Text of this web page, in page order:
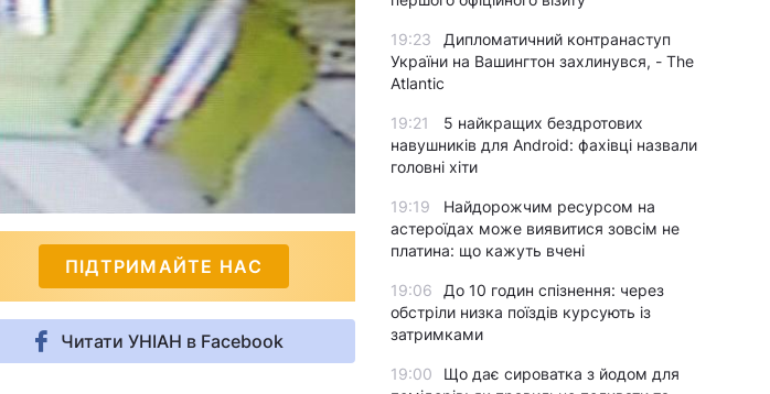
ПІДТРИМАЙТЕ НАС
Читати УНІАН в Facebook
19:23
Дипломатичний контранаступ
України на Вашингтон захлинувся, - The
Atlantic
19:21
5 найкращих бездротових
навушників для Android: фахівці назвали
головні хіти
19:19
Найдорожчим ресурсом на
астероїдах може виявитися зовсім не
платина: що кажуть вчені
19:06
До 10 годин спізнення: через
обстріли низка поїздів курсують із
затримками
19:00
Що дає сироватка з йодом для